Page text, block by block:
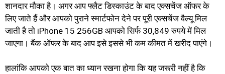
शानदार मौका है। अगर आप फ्लैट डिस्काउंट के बाद एक्सचेंज ऑफर के
लिए जाते हैं और आपको पुराने स्मार्टफोन देने पर पूरी एक्सचेंज वैल्यू मिल
जाती है तो iPhone 15 256GB आपको सिर्फ 30,849 रुपये में मिल
जाएगा। बैंक ऑफर के बाद आप इसे इससे भी कम कीमत में खरीद पाएंगे।
हालांकि आपको एक बात का ध्यान रखना होगा कि यह जरूरी नहीं है कि